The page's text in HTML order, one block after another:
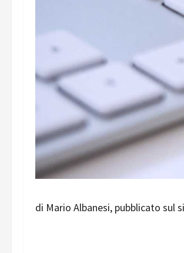
di Mario Albanesi, pubblicato sul